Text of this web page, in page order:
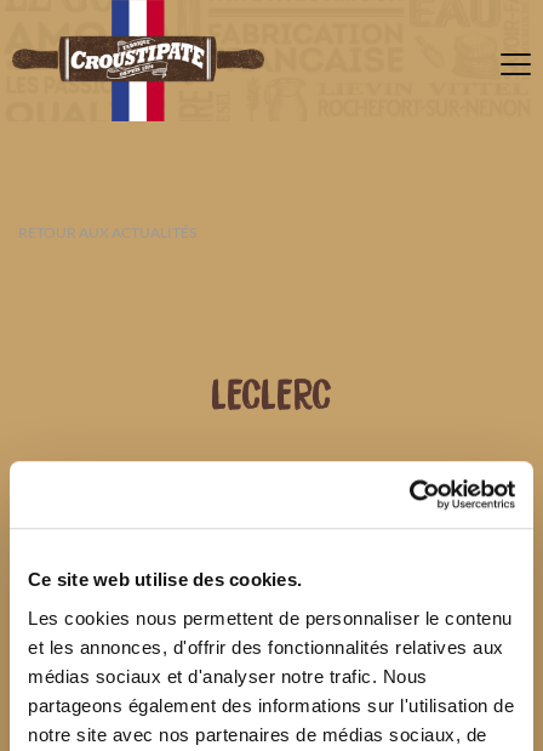
Ce site web utilise des cookies.
Les cookies nous permettent de personnaliser le contenu
et les annonces, d'offrir des fonctionnalités relatives aux
médias sociaux et d'analyser notre trafic. Nous
partageons également des informations sur l'utilisation de
notre site avec nos partenaires de médias sociaux, de
RETOUR AUX ACTUALITÉS
LECLERC